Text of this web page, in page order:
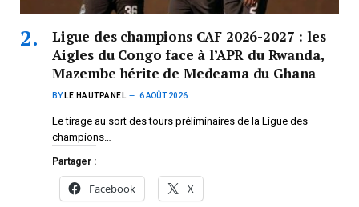
Ligue des champions CAF 2026-2027 : les
Aigles du Congo face à l’APR du Rwanda,
Mazembe hérite de Medeama du Ghana
BY LE HAUTPANEL 6 AOÛT 2026
Le tirage au sort des tours préliminaires de la Ligue des
champions…
Partager :
Facebook X